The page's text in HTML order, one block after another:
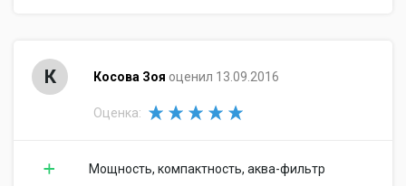
К Косова Зоя оценил 13.09.2016
Оценка:
Мощность, компактность, аква-фильтр